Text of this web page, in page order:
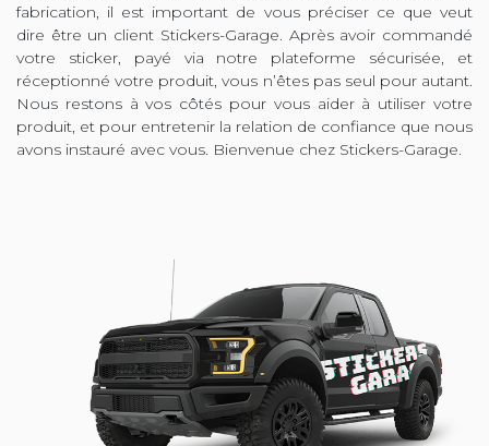
fabrication, il est important de vous préciser ce que veut
dire être un client Stickers-Garage. Après avoir commandé
votre sticker, payé via notre plateforme sécurisée, et
réceptionné votre produit, vous n’êtes pas seul pour autant.
Nous restons à vos côtés pour vous aider à utiliser votre
produit, et pour entretenir la relation de confiance que nous
avons instauré avec vous. Bienvenue chez Stickers-Garage.